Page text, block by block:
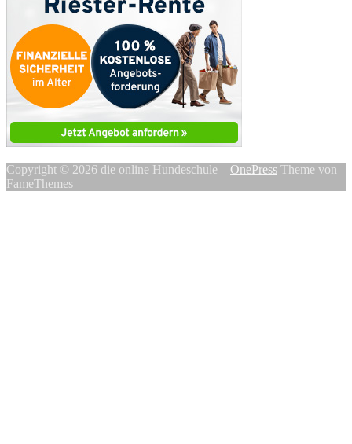
Copyright © 2026 die online Hundeschule – OnePress Theme von
FameThemes